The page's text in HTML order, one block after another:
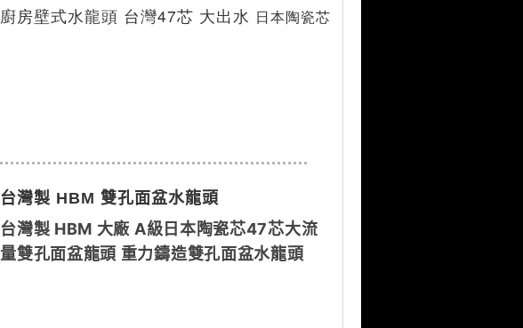
廚房壁式水龍頭 台灣47芯 大出水 日本陶瓷芯
台灣製 HBM 雙孔面盆水龍頭
台灣製 HBM 大廠 A級日本陶瓷芯47芯大流
量雙孔面盆龍頭 重力鑄造雙孔面盆水龍頭